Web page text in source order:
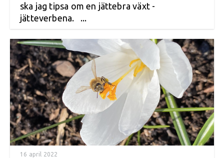
ska jag tipsa om en jättebra växt -
jätteverbena. ...
16 april 2022